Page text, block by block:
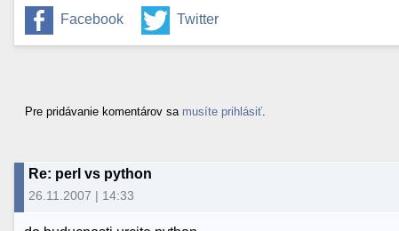
Facebook Twitter
Pre pridávanie komentárov sa musíte prihlásiť
Re: perl vs python
26.11.2007 | 14:33